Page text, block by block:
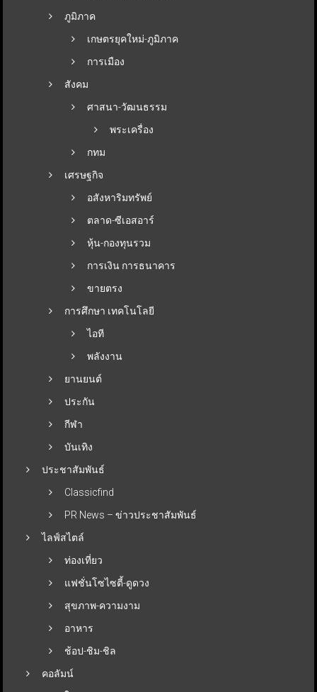
ภูมิภาค
เกษตรยุคใหม่-ภูมิภาค
การเมือง
สังคม
ศาสนา-วัฒนธรรม
พระเครื่อง
กทม
เศรษฐกิจ
อสังหาริมทรัพย์
ตลาด-ซีเอสอาร์
หุ้น-กองทุนรวม
การเงิน การธนาคาร
ขายตรง
การศึกษา เทคโนโลยี
ไอที
พลังงาน
ยานยนต์
ประกัน
กีฬา
บันเทิง
ประชาสัมพันธ์
Classicfind
PR News – ข่าวประชาสัมพันธ์
ไลฟ์สไตล์
ท่องเที่ยว
แฟชั่นโซไซตี้-ดูดวง
สุขภาพ-ความงาม
อาหาร
ช้อป-ชิม-ชิล
คอลัมน์